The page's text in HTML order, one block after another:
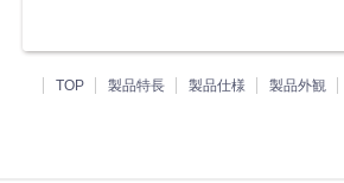
TOP 製品特長 製品仕様 製品外観